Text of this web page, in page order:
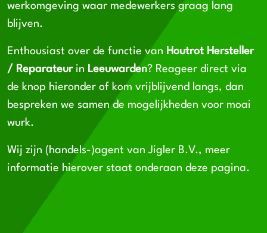
werkomgeving waar medewerkers graag lang
blijven.
Enthousiast over de functie van Houtrot Hersteller
/ Reparateurin Leeuwarden? Reageer direct via
de knop hieronder of kom vrijblijvend langs, dan
bespreken we samen de mogelijkheden voor moai
wurk.
Wij zijn (handels-)agent van Jigler B.V., meer
informatie hierover staat onderaan deze pagina.